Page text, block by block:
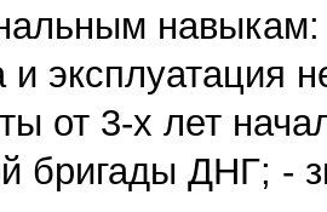
и эксплуатация
от 3-х лет
бригады ДНГ; -